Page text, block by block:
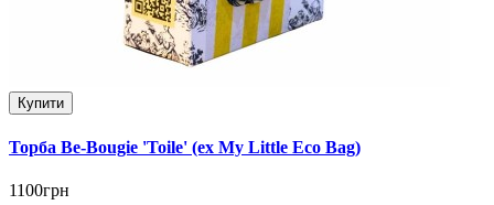
Купити
Торба Be-Bougie 'Toile' (ex My Little Eco Bag)
1100грн